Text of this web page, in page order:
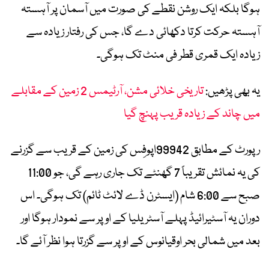
ہوگا بلکہ ایک روشن نقطے کی صورت میں آسمان پر آہستہ
آہستہ حرکت کرتا دکھائی دے گا، جس کی رفتار زیادہ سے
زیادہ ایک قمری قطر فی منٹ تک ہوگی۔
یہ بھی پڑھیں:
تاریخی خلائی مشن، آرٹیمس 2 زمین کے مقابلے
میں چاند کے زیادہ قریب پہنچ گیا
رپورٹ کے مطابق 99942اپوفِس کی زمین کے قریب سے گزرنے
کی یہ نمائش تقریباً 7 گھنٹے تک جاری رہے گی، جو 11:00
صبح سے 6:00 شام (ایسٹرن ڈے لائٹ ٹائم) تک ہوگی۔ اس
دوران یہ آسٹیرائیڈ پہلے آسٹریلیا کے اوپر سے نمودار ہوگا اور
بعد میں شمالی بحر اوقیانوس کے اوپر سے گزرتا ہوا نظر آئے گا۔